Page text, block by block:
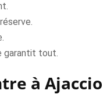
garantit tout.
à